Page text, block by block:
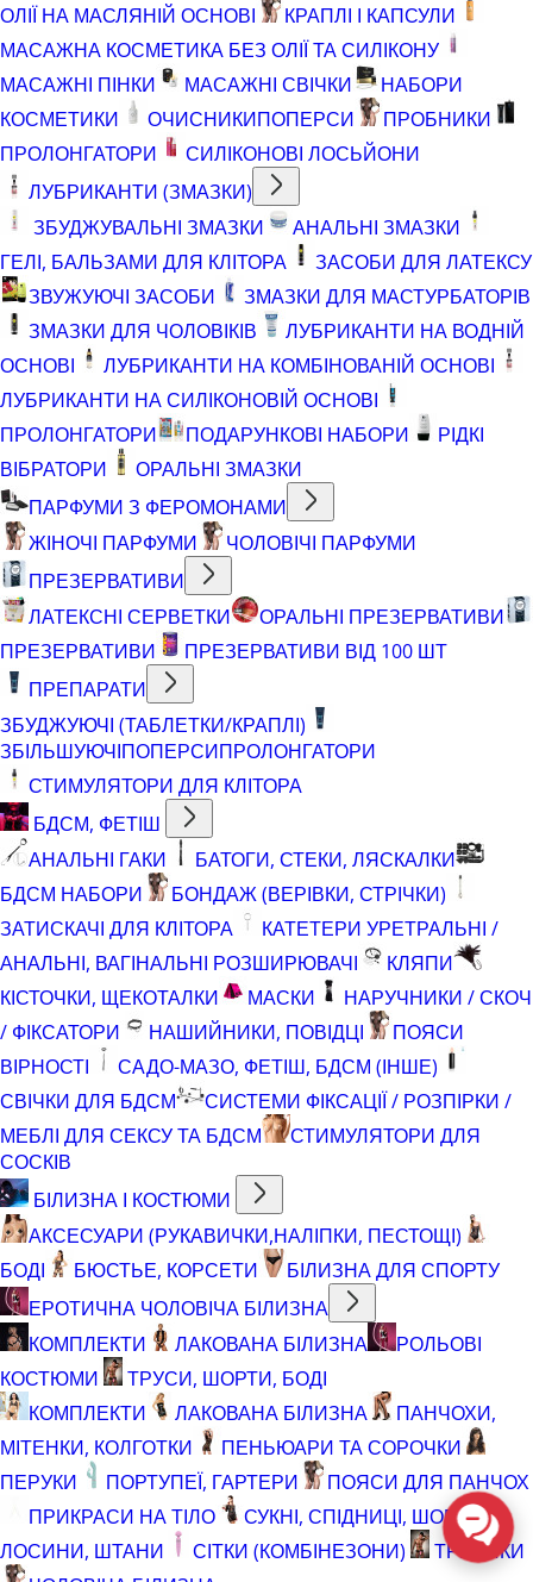
ОЛІЇ НА МАСЛЯНІЙ ОСНОВІ
КРАПЛІ І КАПСУЛИ
МАСАЖНА КОСМЕТИКА БЕЗ ОЛІЇ ТА СИЛІКОНУ
МАСАЖНІ ПІНКИ
МАСАЖНІ СВІЧКИ
НАБОРИ
КОСМЕТИКИ
ОЧИСНИКИПОПЕРСИ
ПРОБНИКИ
ПРОЛОНГАТОРИ
СИЛІКОНОВІ ЛОСЬЙОНИ
ЛУБРИКАНТИ (ЗМАЗКИ)
ЗБУДЖУВАЛЬНІ ЗМАЗКИ
АНАЛЬНІ ЗМАЗКИ
ГЕЛІ, БАЛЬЗАМИ ДЛЯ КЛІТОРА
ЗАСОБИ ДЛЯ ЛАТЕКСУ
ЗВУЖУЮЧІ ЗАСОБИ
ЗМАЗКИ ДЛЯ МАСТУРБАТОРІВ
ЗМАЗКИ ДЛЯ ЧОЛОВІКІВ
ЛУБРИКАНТИ НА ВОДНІЙ
ОСНОВІ
ЛУБРИКАНТИ НА КОМБІНОВАНІЙ ОСНОВІ
ЛУБРИКАНТИ НА СИЛІКОНОВІЙ ОСНОВІ
ПРОЛОНГАТОРИ
ПОДАРУНКОВІ НАБОРИ
РІДКІ
ВІБРАТОРИ
ОРАЛЬНІ ЗМАЗКИ
ПАРФУМИ З ФЕРОМОНАМИ
ЖІНОЧІ ПАРФУМИ
ЧОЛОВІЧІ ПАРФУМИ
ПРЕЗЕРВАТИВИ
ЛАТЕКСНІ СЕРВЕТКИ
ОРАЛЬНІ ПРЕЗЕРВАТИВИ
ПРЕЗЕРВАТИВИ
ПРЕЗЕРВАТИВИ ВІД 100 ШТ
ПРЕПАРАТИ
ЗБУДЖУЮЧІ (ТАБЛЕТКИ/КРАПЛІ)
ЗБІЛЬШУЮЧІПОПЕРСИПРОЛОНГАТОРИ
СТИМУЛЯТОРИ ДЛЯ КЛІТОРА
БДСМ, ФЕТІШ
АНАЛЬНІ ГАКИ
БАТОГИ, СТЕКИ, ЛЯСКАЛКИ
БДСМ НАБОРИ
БОНДАЖ (ВЕРІВКИ, СТРІЧКИ)
ЗАТИСКАЧІ ДЛЯ КЛІТОРА
КАТЕТЕРИ УРЕТРАЛЬНІ /
АНАЛЬНІ, ВАГІНАЛЬНІ РОЗШИРЮВАЧІ
КЛЯПИ
КІСТОЧКИ, ЩЕКОТАЛКИ
МАСКИ
НАРУЧНИКИ / СКОЧ
/ ФІКСАТОРИ
НАШИЙНИКИ, ПОВІДЦІ
ПОЯСИ
ВІРНОСТІ
САДО-МАЗО, ФЕТІШ, БДСМ (ІНШЕ)
СВІЧКИ ДЛЯ БДСМ
СИСТЕМИ ФІКСАЦІЇ / РОЗПІРКИ /
МЕБЛІ ДЛЯ СЕКСУ ТА БДСМ
СТИМУЛЯТОРИ ДЛЯ
СОСКІВ
БІЛИЗНА І КОСТЮМИ
АКСЕСУАРИ (РУКАВИЧКИ,НАЛІПКИ, ПЕСТОЩІ)
БОДІ
БЮСТЬЕ, КОРСЕТИ
БІЛИЗНА ДЛЯ СПОРТУ
ЕРОТИЧНА ЧОЛОВІЧА БІЛИЗНА
КОМПЛЕКТИ
ЛАКОВАНА БІЛИЗНА
РОЛЬОВІ
КОСТЮМИ
ТРУСИ, ШОРТИ, БОДІ
КОМПЛЕКТИ
ЛАКОВАНА БІЛИЗНА
ПАНЧОХИ,
МІТЕНКИ, КОЛГОТКИ
ПЕНЬЮАРИ ТА СОРОЧКИ
ПЕРУКИ
ПОРТУПЕЇ, ГАРТЕРИ
ПОЯСИ ДЛЯ ПАНЧОХ
ПРИКРАСИ НА ТІЛО
СУКНІ, СПІДНИЦІ, ШОРТИ,
ЛОСИНИ, ШТАНИ
СІТКИ (КОМБІНЕЗОНИ)
ТРУСИКИ